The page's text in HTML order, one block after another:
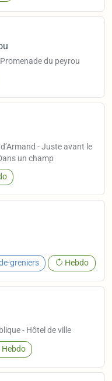
du peyrou
- Juste avant le
un champ
greniers Hebdo
- Hôtel de ville
Hebdo